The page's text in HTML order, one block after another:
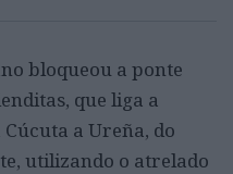
bloqueou a ponte
que liga a
a Ureña, do
utilizando o atrelado